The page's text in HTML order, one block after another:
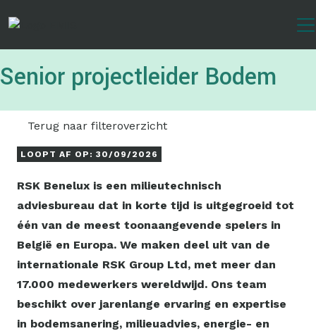
inhoud
Senior projectleider Bodem
Terug naar filteroverzicht
LOOPT AF OP: 30/09/2026
RSK Benelux is een milieutechnisch
adviesbureau dat in korte tijd is uitgegroeid tot
één van de meest toonaangevende spelers in
België en Europa. We maken deel uit van de
internationale RSK Group Ltd, met meer dan
17.000 medewerkers wereldwijd. Ons team
beschikt over jarenlange ervaring en expertise
in bodemsanering, milieuadvies, energie- en